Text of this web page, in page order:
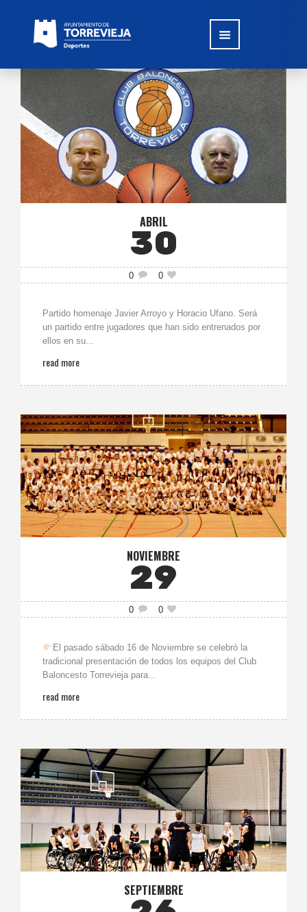
ABRIL
30
0 0
Partido homenaje Javier Arroyo y Horacio Ufano. Será
un partido entre jugadores que han sido entrenados por
ellos en su...
read more
NOVIEMBRE
29
0 0
El pasado sábado 16 de Noviembre se celebró la
tradicional presentación de todos los equipos del Club
Baloncesto Torrevieja para...
read more
SEPTIEMBRE